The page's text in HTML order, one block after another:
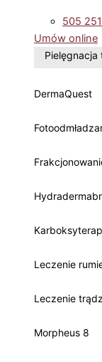
505
Umów online
Pielęgnacja
DermaQuest
Leczenie
Leczenie
Morpheus 8